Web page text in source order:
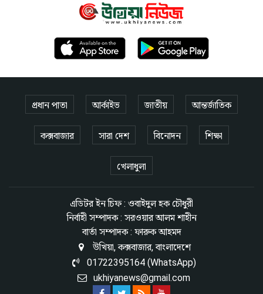
প্রধান পাতা আর্কাইভ জাতীয় আন্তর্জাতিক
কক্সবাজার সারা দেশ বিনোদন শিক্ষা
খেলাধুলা
এডিটর ইন চিফ : ওবাইদুল হক চৌধুরী
নির্বাহী সম্পাদক : সরওয়ার আলম শাহীন
বার্তা সম্পাদক : ফারুক আহমদ
উখিয়া, কক্সবাজার, বাংলাদেশে
01722395164 (WhatsApp)
ukhiyanews@gmail.com